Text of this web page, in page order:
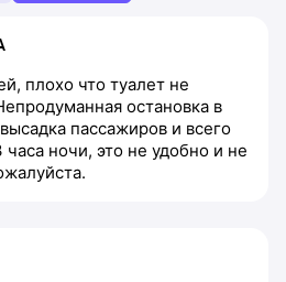
плохо что туалет не
остановка в
пассажиров и всего
ночи, это не удобно и не